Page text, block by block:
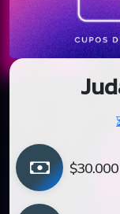
$30.000